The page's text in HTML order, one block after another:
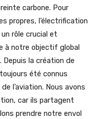
carbone. Pour
propres, l’électrification
rôle crucial et
à notre objectif global
la création de
été connus
l’aviation. Nous avons
car ils partagent
prendre notre envol